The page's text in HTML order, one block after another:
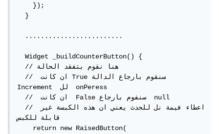
    });
  }
  .........................
  Widget _buildCounterButton() {
  // هنا نقوم بتفقد الحالة
  //  ان كانت True سنقوم بارجاع الدالة
Increment  لل  onPeress
  //  ان كانت  False سنفوم بارجاع  null
  // اعطاء فيمة نل للحدث يعني ان هذه الكبسة غير
قابلة للكبس
    return new RaisedButton(